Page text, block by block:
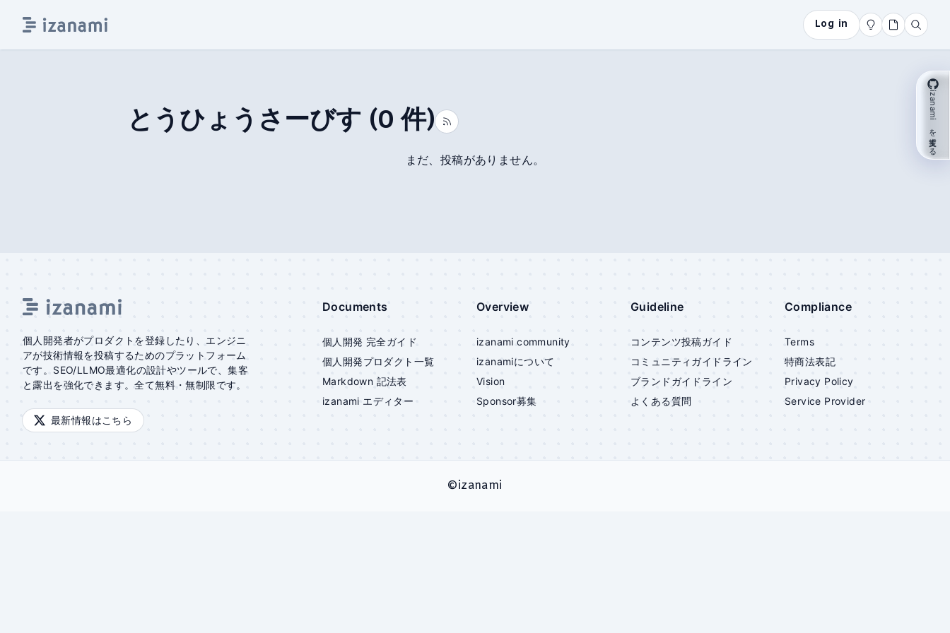
Log in
とうひょうさーびす (0 件)
まだ、投稿がありません。
個人開発者がプロダクトを登録したり、エンジニ
アが技術情報を投稿するためのプラットフォーム
です。SEO/LLMO最適化の設計やツールで、集客
と露出を強化できます。全て無料・無制限です。
最新情報はこちら
Documents
個人開発 完全ガイド
個人開発プロダクト一覧
Markdown 記法表
izanami エディター
Overview
izanami community
izanamiについて
Vision
Sponsor募集
Guideline
コンテンツ投稿ガイド
コミュニティガイドライン
ブランドガイドライン
よくある質問
Compliance
Terms
特商法表記
Privacy Policy
Service Provider
©izanami
izanami を支援する